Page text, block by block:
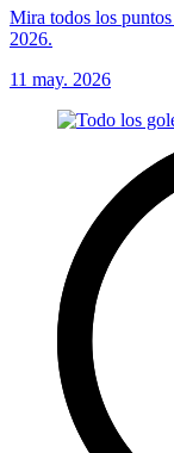
Mira todos los
2026.
11 may. 2026